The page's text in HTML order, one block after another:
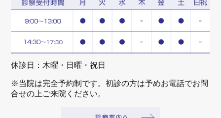
休診日：木曜・日曜・祝日
※当院は完全予約制です。初診の方は予めお電話でお問
合せの上ご来院ください。